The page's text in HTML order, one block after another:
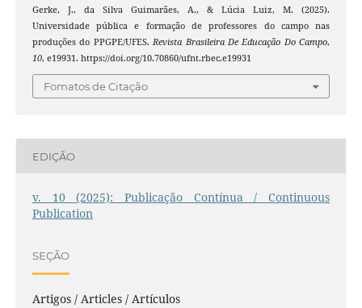
Gerke, J., da Silva Guimarães, A., & Lúcia Luiz, M. (2025).
Universidade pública e formação de professores do campo nas
produções do PPGPE/UFES.Revista Brasileira De Educação Do Campo,
10, e19931. https://doi.org/10.70860/ufnt.rbec.e19931
Fomatos de Citação
EDIÇÃO
v. 10 (2025): Publicação Contínua / Continuous
Publication
SEÇÃO
Artigos / Articles / Artículos